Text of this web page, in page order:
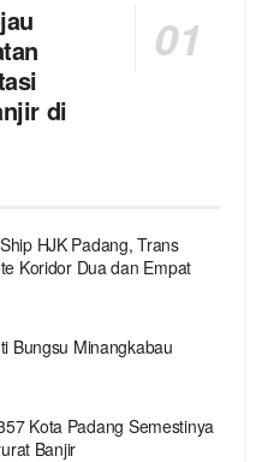
di
HJK Padang, Trans
Koridor Dua dan Empat
Bungsu Minangkabau
Kota Padang Semestinya
Banjir